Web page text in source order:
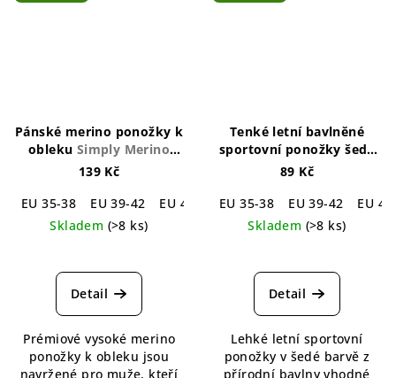
Pánské merino ponožky k
obleku Simply Merino
Business Socks
139 Kč
EU 35-38
EU 39-42
EU 43-46
Skladem (>8 ks)
hodnocení
produktu
z
5
Detail
Prémiové vysoké merino
ponožky k obleku jsou
navržené pro muže, kteří
Tenké letní bavlněné
sportovní ponožky šedé
Noizy Grey Thin Summer
89 Kč
EU 35-38
EU 39-42
EU
Skladem (>8 ks)
Detail
Lehké letní sportovní
ponožky v šedé barvě z
přírodní bavlny vhodné